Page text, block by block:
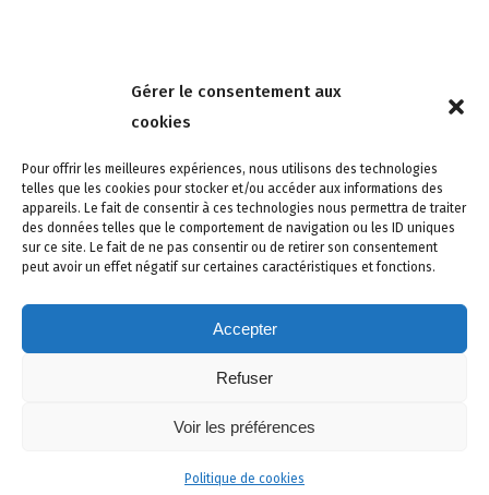
Gérer le consentement aux
cookies
Pour offrir les meilleures expériences, nous utilisons des technologies
telles que les cookies pour stocker et/ou accéder aux informations des
appareils. Le fait de consentir à ces technologies nous permettra de traiter
des données telles que le comportement de navigation ou les ID uniques
sur ce site. Le fait de ne pas consentir ou de retirer son consentement
peut avoir un effet négatif sur certaines caractéristiques et fonctions.
Accepter
Refuser
Voir les préférences
Politique de cookies
4 rue de la Tour 85150 Les Achards
Politique de confidentialité -
© Copyright 2024 Atlantic Confort Sécurité